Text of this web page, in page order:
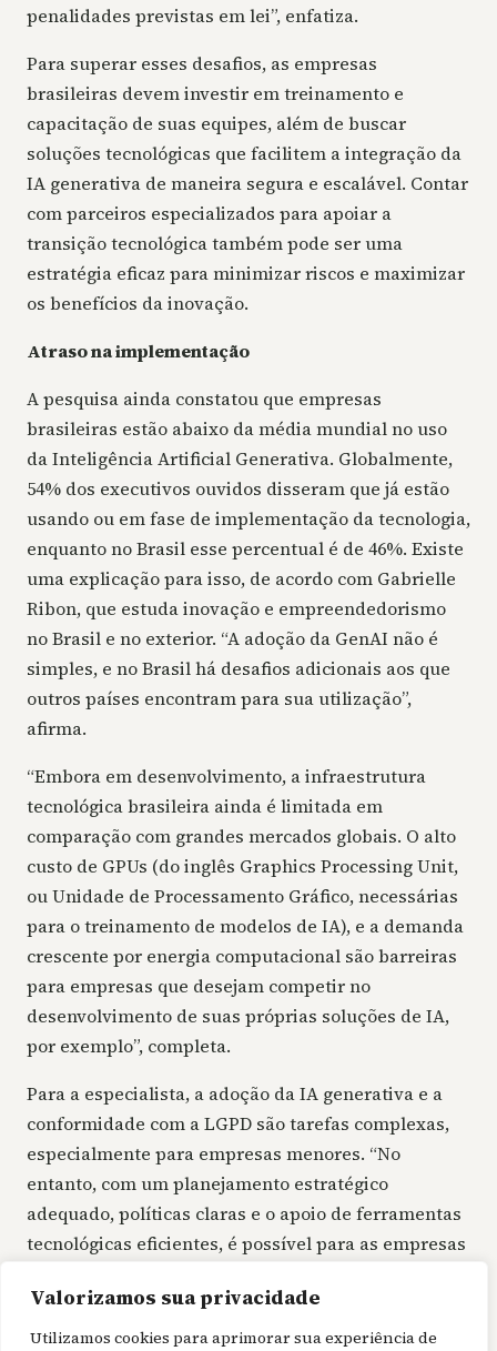
Valorizamos sua privacidade
Utilizamos cookies para aprimorar sua experiência de
penalidades previstas em lei”, enfatiza.
Para superar esses desafios, as empresas
brasileiras devem investir em treinamento e
capacitação de suas equipes, além de buscar
soluções tecnológicas que facilitem a integração da
IA generativa de maneira segura e escalável. Contar
com parceiros especializados para apoiar a
transição tecnológica também pode ser uma
estratégia eficaz para minimizar riscos e maximizar
os benefícios da inovação.
Atraso na implementação
A pesquisa ainda constatou que empresas
brasileiras estão abaixo da média mundial no uso
da Inteligência Artificial Generativa. Globalmente,
54% dos executivos ouvidos disseram que já estão
usando ou em fase de implementação da tecnologia,
enquanto no Brasil esse percentual é de 46%. Existe
uma explicação para isso, de acordo com Gabrielle
Ribon, que estuda inovação e empreendedorismo
no Brasil e no exterior. “A adoção da GenAI não é
simples, e no Brasil há desafios adicionais aos que
outros países encontram para sua utilização”,
afirma.
“Embora em desenvolvimento, a infraestrutura
tecnológica brasileira ainda é limitada em
comparação com grandes mercados globais. O alto
custo de GPUs (do inglês Graphics Processing Unit,
ou Unidade de Processamento Gráfico, necessárias
para o treinamento de modelos de IA), e a demanda
crescente por energia computacional são barreiras
para empresas que desejam competir no
desenvolvimento de suas próprias soluções de IA,
por exemplo”, completa.
Para a especialista, a adoção da IA generativa e a
conformidade com a LGPD são tarefas complexas,
especialmente para empresas menores. “No
entanto, com um planejamento estratégico
adequado, políticas claras e o apoio de ferramentas
tecnológicas eficientes, é possível para as empresas
segurança, competitividade e respeito aos dados
dos usuários”, finaliza.